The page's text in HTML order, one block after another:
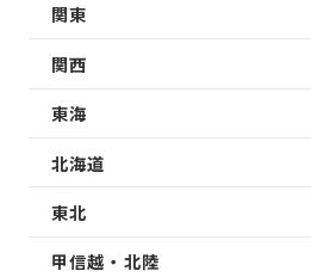
関東
関西
東海
北海道
東北
甲信越・北陸